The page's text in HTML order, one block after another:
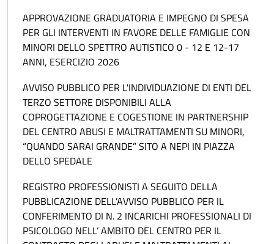
APPROVAZIONE GRADUATORIA E IMPEGNO DI SPESA
PER GLI INTERVENTI IN FAVORE DELLE FAMIGLIE CON
MINORI DELLO SPETTRO AUTISTICO 0 - 12 E 12-17
ANNI, ESERCIZIO 2026
AVVISO PUBBLICO PER L'INDIVIDUAZIONE DI ENTI DEL
TERZO SETTORE DISPONIBILI ALLA
COPROGETTAZIONE E COGESTIONE IN PARTNERSHIP
DEL CENTRO ABUSI E MALTRATTAMENTI SU MINORI,
“QUANDO SARAI GRANDE” SITO A NEPI IN PIAZZA
DELLO SPEDALE
REGISTRO PROFESSIONISTI A SEGUITO DELLA
PUBBLICAZIONE DELL’AVVISO PUBBLICO PER IL
CONFERIMENTO DI N. 2 INCARICHI PROFESSIONALI DI
PSICOLOGO NELL’ AMBITO DEL CENTRO PER IL